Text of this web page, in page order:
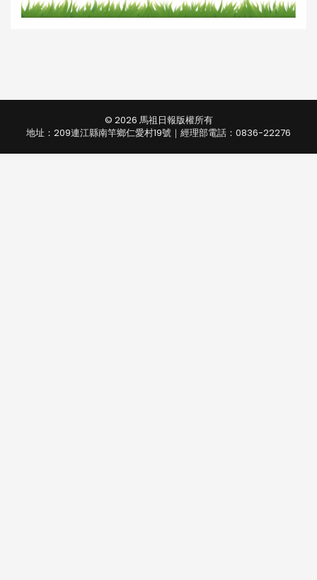
© 2026 馬祖日報版權所有
地址：209連江縣南竿鄉仁愛村19號｜經理部電話：0836-22276